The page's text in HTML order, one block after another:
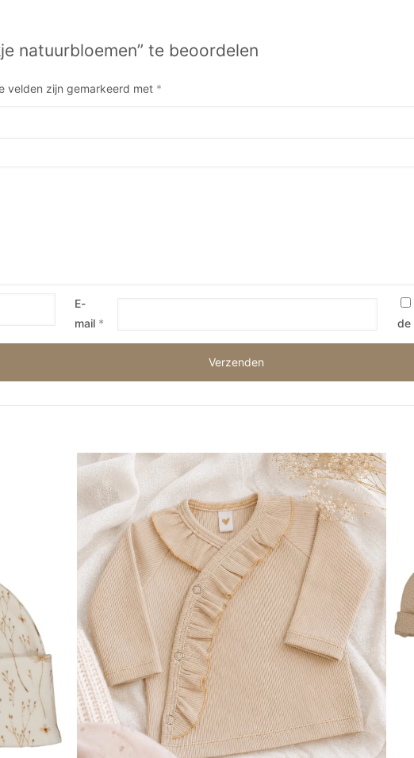
natuurbloemen” te beoordelen
velden zijn gemarkeerd met *
E-
mail *
de